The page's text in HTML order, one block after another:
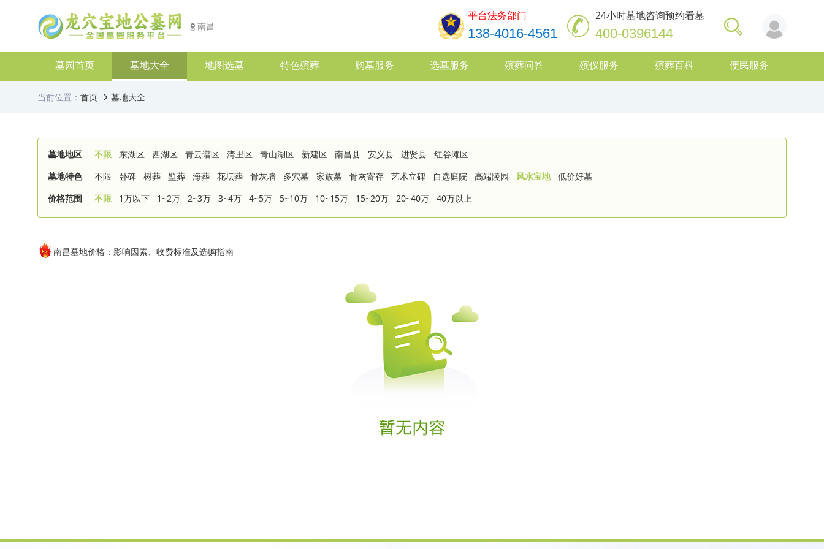
南昌
平台法务部门
138-4016-4561
24小时墓地咨询预约看墓
400-0396144
墓园首页 墓地大全 地图选墓 特色殡葬 购墓服务 选墓服务 殡葬问答 殡仪服务 殡葬百科 便民服务
当前位置： 首页 墓地大全
墓地地区 不限 东湖区 西湖区 青云谱区 湾里区 青山湖区 新建区 南昌县 安义县 进贤县
红谷滩区
墓地特色
不限 卧碑 树葬 壁葬 海葬 花坛葬 骨灰墙 多穴墓 家族墓 骨灰寄存 艺术立碑 自选庭院 高端陵园 风水宝地
低价好墓
价格范围
不限 1万以下 1~2万 2~3万 3~4万 4~5万 5~10万 10~15万 15~20万 20~40万 40万以上
南昌墓地价格：影响因素、收费标准及选购指南